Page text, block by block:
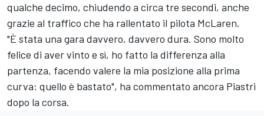
qualche decimo, chiudendo a circa tre secondi, anche
grazie al traffico che ha rallentato il pilota McLaren.
"È stata una gara davvero, davvero dura. Sono molto
felice di aver vinto e sì, ho fatto la differenza alla
partenza, facendo valere la mia posizione alla prima
curva: quello è bastato", ha commentato ancora Piastri
dopo la corsa.